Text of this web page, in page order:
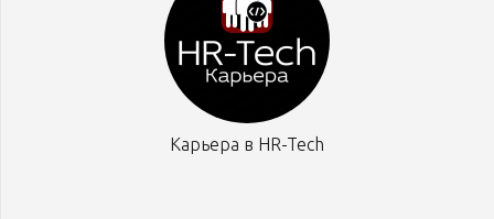
Карьера в HR-Tech